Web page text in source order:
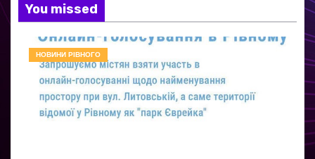
You missed
НОВИНИ РІВНОГО